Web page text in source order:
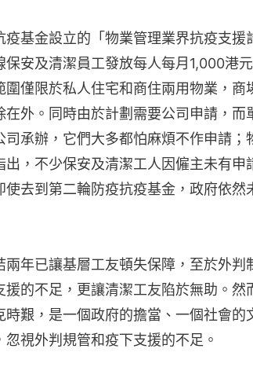
疫基金設立的「物業管理業界抗疫支援
保安及清潔員工發放每人每月1,000港
圍僅限於私人住宅和商住兩用物業，商
在外。同時由於計劃需要公司申請，而
司承辦，它們大多都怕麻煩不作申請；
出，不少保安及清潔工人因僱主未有申
使去到第二輪防疫抗疫基金，政府依然
兩年已讓基層工友頓失保障，至於外判
援的不足，更讓清潔工友陷於無助。然
時艱，是一個政府的擔當、一個社會的
視外判規管和疫下支援的不足。